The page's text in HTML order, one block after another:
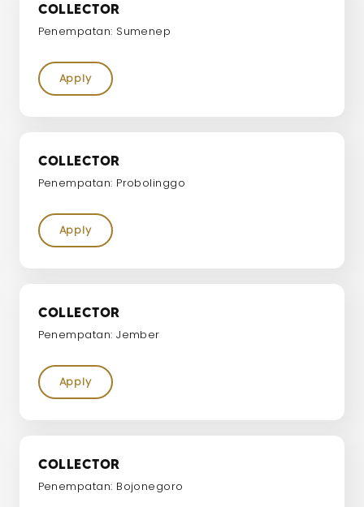
COLLECTOR
Penempatan: Sumenep
Apply
COLLECTOR
Penempatan: Probolinggo
Apply
COLLECTOR
Penempatan: Jember
Apply
COLLECTOR
Penempatan: Bojonegoro